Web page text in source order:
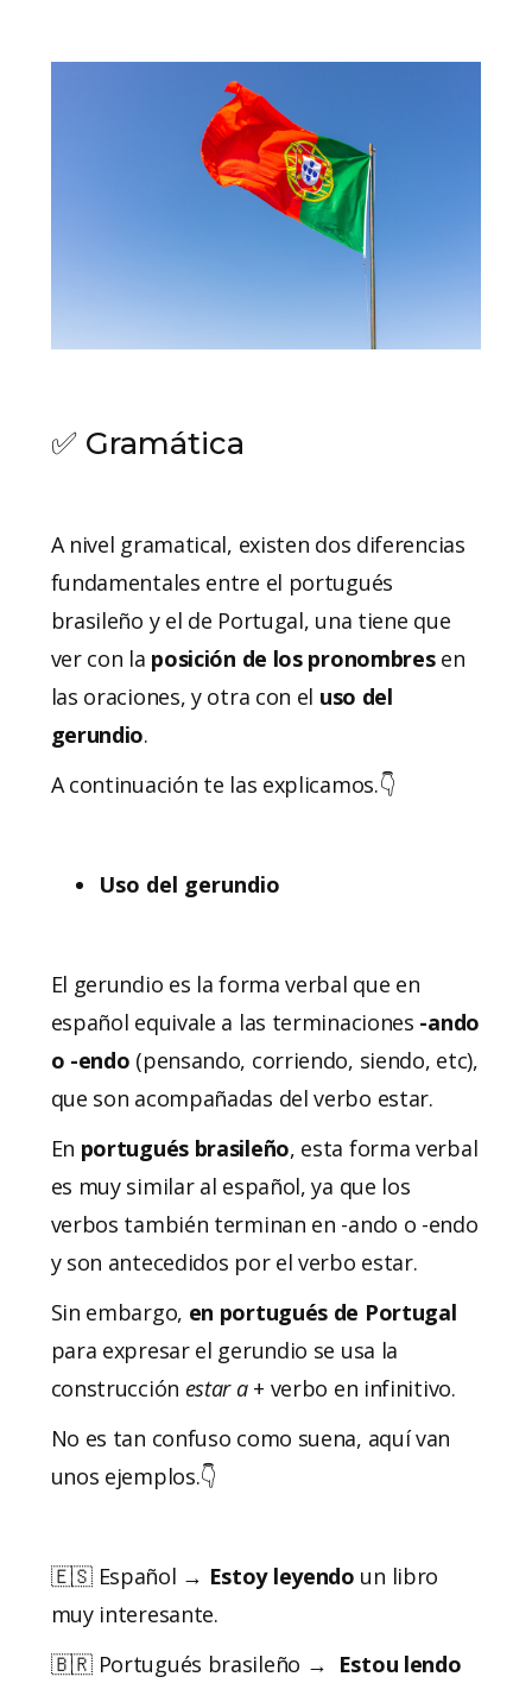
✅ Gramática
A nivel gramatical, existen dos diferencias
fundamentales entre el portugués
brasileño y el de Portugal, una tiene que
ver con la posición de los pronombres en
las oraciones, y otra con el uso del
gerundio.
A continuación te las explicamos.👇
Uso del gerundio
El gerundio es la forma verbal que en
español equivale a las terminaciones -ando
o -endo (pensando, corriendo, siendo, etc),
que son acompañadas del verbo estar.
En portugués brasileño, esta forma verbal
es muy similar al español, ya que los
verbos también terminan en -ando o -endo
y son antecedidos por el verbo estar.
Sin embargo, en portugués de Portugal
para expresar el gerundio se usa la
construcción estar a+ verbo en infinitivo.
No es tan confuso como suena, aquí van
unos ejemplos.👇
🇪🇸 Español → Estoy leyendo un libro
muy interesante.
🇧🇷 Portugués brasileño → Estou lendo